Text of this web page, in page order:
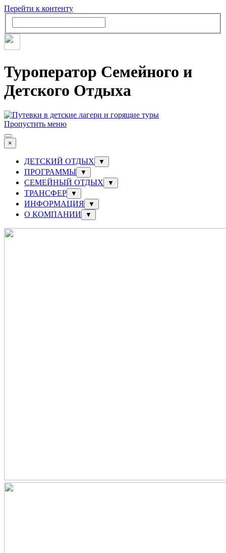
Перейти к контенту
Туроператор Семейного и
Детского Отдыха
Пропустить меню
×
ДЕТСКИЙ ОТДЫХ ▼
ПРОГРАММЫ ▼
СЕМЕЙНЫЙ ОТДЫХ ▼
ТРАНСФЕР ▼
ИНФОРМАЦИЯ ▼
О КОМПАНИИ ▼